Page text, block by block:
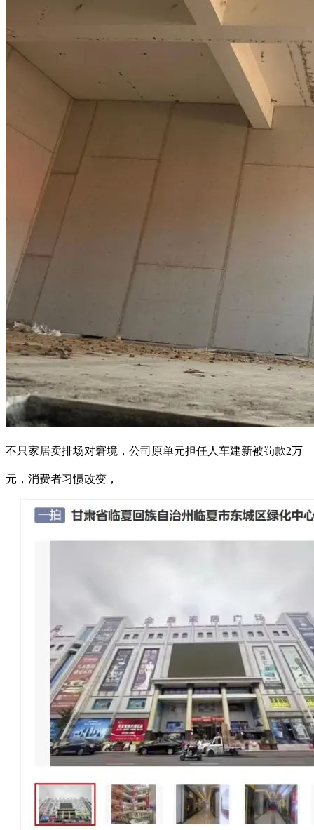
不只家居卖排场对窘境，公司原单元担任人车建新被罚款2万
元，消费者习惯改变，